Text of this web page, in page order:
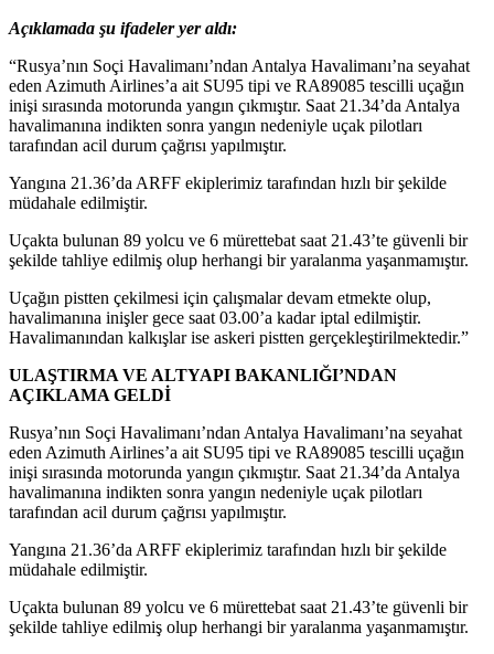
Açıklamada şu ifadeler yer aldı:
“Rusya’nın Soçi Havalimanı’ndan Antalya Havalimanı’na seyahat
eden Azimuth Airlines’a ait SU95 tipi ve RA89085 tescilli uçağın
inişi sırasında motorunda yangın çıkmıştır. Saat 21.34’da Antalya
havalimanına indikten sonra yangın nedeniyle uçak pilotları
tarafından acil durum çağrısı yapılmıştır.
Yangına 21.36’da ARFF ekiplerimiz tarafından hızlı bir şekilde
müdahale edilmiştir.
Uçakta bulunan 89 yolcu ve 6 mürettebat saat 21.43’te güvenli bir
şekilde tahliye edilmiş olup herhangi bir yaralanma yaşanmamıştır.
Uçağın pistten çekilmesi için çalışmalar devam etmekte olup,
havalimanına inişler gece saat 03.00’a kadar iptal edilmiştir.
Havalimanından kalkışlar ise askeri pistten gerçekleştirilmektedir.”
ULAŞTIRMA VE ALTYAPI BAKANLIĞI’NDAN
AÇIKLAMA GELDİ
Rusya’nın Soçi Havalimanı’ndan Antalya Havalimanı’na seyahat
eden Azimuth Airlines’a ait SU95 tipi ve RA89085 tescilli uçağın
inişi sırasında motorunda yangın çıkmıştır. Saat 21.34’da Antalya
havalimanına indikten sonra yangın nedeniyle uçak pilotları
tarafından acil durum çağrısı yapılmıştır.
Yangına 21.36’da ARFF ekiplerimiz tarafından hızlı bir şekilde
müdahale edilmiştir.
Uçakta bulunan 89 yolcu ve 6 mürettebat saat 21.43’te güvenli bir
şekilde tahliye edilmiş olup herhangi bir yaralanma yaşanmamıştır.